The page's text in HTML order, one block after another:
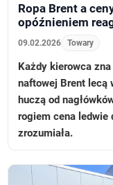
Ropa Brent a
opóźnieniem
09.02.2026 Towary
Każdy kierowca
naftowej Brent lecą
huczą od
rogiem cena ledwie
zrozumiała.